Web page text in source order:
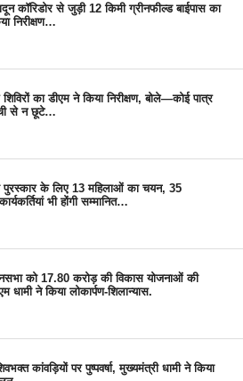
कॉरिडोर से जुड़ी 12 किमी ग्रीनफील्ड बाईपास का
निरीक्षण…
का डीएम ने किया निरीक्षण, बोले—कोई पात्र
से न छूटे…
पुरस्कार के लिए 13 महिलाओं का चयन, 35
भी होंगी सम्मानित…
को 17.80 करोड़ की विकास योजनाओं की
धामी ने किया लोकार्पण-शिलान्यास.
कांवड़ियों पर पुष्पवर्षा, मुख्यमंत्री धामी ने किया